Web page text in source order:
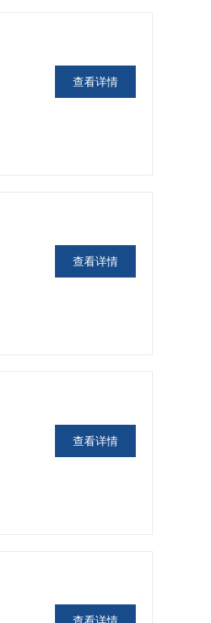
查看详情
查看详情
查看详情